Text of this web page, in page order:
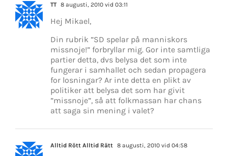
TT 8 augusti, 2010 vid 03:11
Hej Mikael,
Din rubrik ”SD spelar på manniskors
missnoje!” forbryllar mig. Gor inte samtliga
partier detta, dvs belysa det som inte
fungerar i samhallet och sedan propagera
for losningar? Ar inte detta en plikt av
politiker att belysa det som har givit
”missnoje”, så att folkmassan har chans
att saga sin mening i valet?
Alltid Rött Alltid Rätt 8 augusti, 2010 vid 04:58